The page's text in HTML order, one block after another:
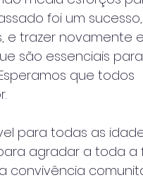
foi um
e trazer novamente
são essenciais
que todos
para todas as
agradar a toda a
convivência